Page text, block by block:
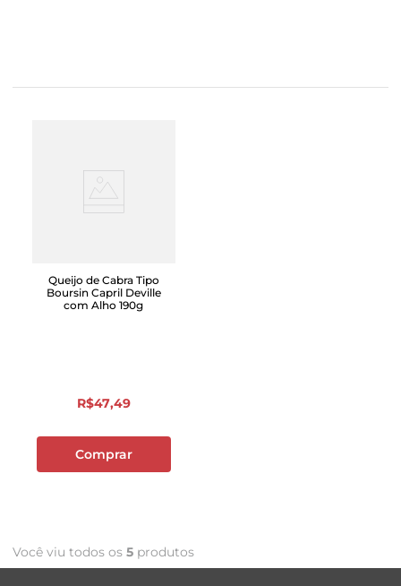
Queijo de Cabra Tipo
Boursin Capril Deville
com Alho 190g
R$47,49
Comprar
Você viu todos os 5 produtos